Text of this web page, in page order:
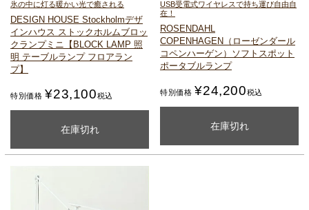
氷の中に灯る暖かい光で癒される
DESIGN HOUSE Stockholmデザ
インハウス ストックホルムブロッ
クランプミニ
【BLOCK LAMP 照
明 テーブルランプ フロアラン
プ】
特別価格 ¥23,100税込
在庫切れ
購入ページを見る
USB受電式ワイヤレスで持ち運び自由自
在！
ROSENDAHL
COPENHAGEN（ローゼンダール
コペンハーゲン）
ソフトスポット
ポータブルランプ
特別価格 ¥24,200税込
在庫切れ
購入ページを見る